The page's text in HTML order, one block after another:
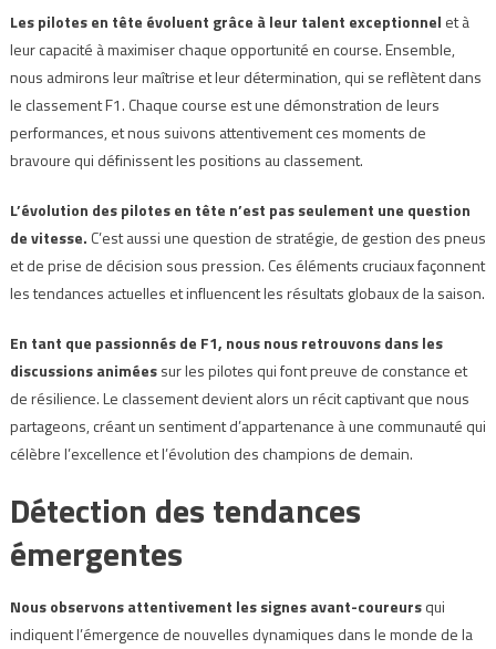
Les pilotes en tête évoluent grâce à leur talent exceptionnel et à
leur capacité à maximiser chaque opportunité en course. Ensemble,
nous admirons leur maîtrise et leur détermination, qui se reflètent dans
le classement F1. Chaque course est une démonstration de leurs
performances, et nous suivons attentivement ces moments de
bravoure qui définissent les positions au classement.
L’évolution des pilotes en tête n’est pas seulement une question
de vitesse. C’est aussi une question de stratégie, de gestion des pneus
et de prise de décision sous pression. Ces éléments cruciaux façonnent
les tendances actuelles et influencent les résultats globaux de la saison.
En tant que passionnés de F1, nous nous retrouvons dans les
discussions animéessur les pilotes qui font preuve de constance et
de résilience. Le classement devient alors un récit captivant que nous
partageons, créant un sentiment d’appartenance à une communauté qui
célèbre l’excellence et l’évolution des champions de demain.
Détection des tendances
émergentes
Nous observons attentivement les signes avant-coureursqui
indiquent l’émergence de nouvelles dynamiques dans le monde de la